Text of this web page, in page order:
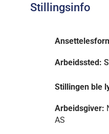
Stillingsinfo
Arbeidssted:
Stillingen ble
Arbeidsgiver:
AS